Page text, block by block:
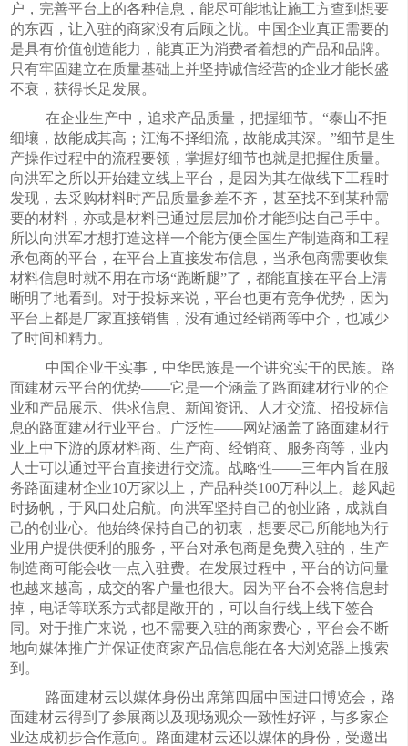
户，完善平台上的各种信息，能尽可能地让施工方查到想要
的东西，让入驻的商家没有后顾之忧。中国企业真正需要的
是具有价值创造能力，能真正为消费者着想的产品和品牌。
只有牢固建立在质量基础上并坚持诚信经营的企业才能长盛
不衰，获得长足发展。
在企业生产中，追求产品质量，把握细节。“泰山不拒
细壤，故能成其高；江海不择细流，故能成其深。”细节是生
产操作过程中的流程要领，掌握好细节也就是把握住质量。
向洪军之所以开始建立线上平台，是因为其在做线下工程时
发现，去采购材料时产品质量参差不齐，甚至找不到某种需
要的材料，亦或是材料已通过层层加价才能到达自己手中。
所以向洪军才想打造这样一个能方便全国生产制造商和工程
承包商的平台，在平台上直接发布信息，当承包商需要收集
材料信息时就不用在市场“跑断腿”了，都能直接在平台上清
晰明了地看到。对于投标来说，平台也更有竞争优势，因为
平台上都是厂家直接销售，没有通过经销商等中介，也减少
了时间和精力。
中国企业干实事，中华民族是一个讲究实干的民族。路
面建材云平台的优势——它是一个涵盖了路面建材行业的企
业和产品展示、供求信息、新闻资讯、人才交流、招投标信
息的路面建材行业平台。广泛性——网站涵盖了路面建材行
业上中下游的原材料商、生产商、经销商、服务商等，业内
人士可以通过平台直接进行交流。战略性——三年内旨在服
务路面建材企业10万家以上，产品种类100万种以上。趁风起
时扬帆，于风口处启航。向洪军坚持自己的创业路，成就自
己的创业心。他始终保持自己的初衷，想要尽己所能地为行
业用户提供便利的服务，平台对承包商是免费入驻的，生产
制造商可能会收一点入驻费。在发展过程中，平台的访问量
也越来越高，成交的客户量也很大。因为平台不会将信息封
掉，电话等联系方式都是敞开的，可以自行线上线下签合
同。对于推广来说，也不需要入驻的商家费心，平台会不断
地向媒体推广并保证使商家产品信息能在各大浏览器上搜索
到。
路面建材云以媒体身份出席第四届中国进口博览会，路
面建材云得到了参展商以及现场观众一致性好评，与多家企
业达成初步合作意向。路面建材云还以媒体的身份，受邀出